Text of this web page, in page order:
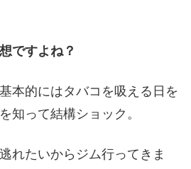
ですよね？
本的にはタバコを吸える日を
知って結構ショック。
れたいからジム行ってきま